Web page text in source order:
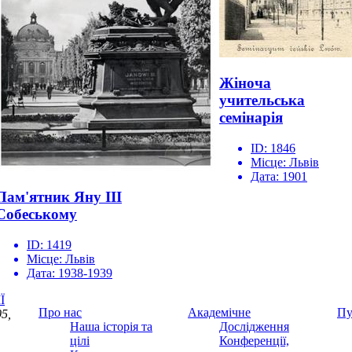
Яну ІІІ
ID: 1419
Місце: Львів
Дата: 1938-1939
Жіноча
учительська
семінарія
ID: 1846
Місце: Львів
Дата: 1901
Про нас
Наша історія та
цілі
Академічне
Дослідження
Конференції,